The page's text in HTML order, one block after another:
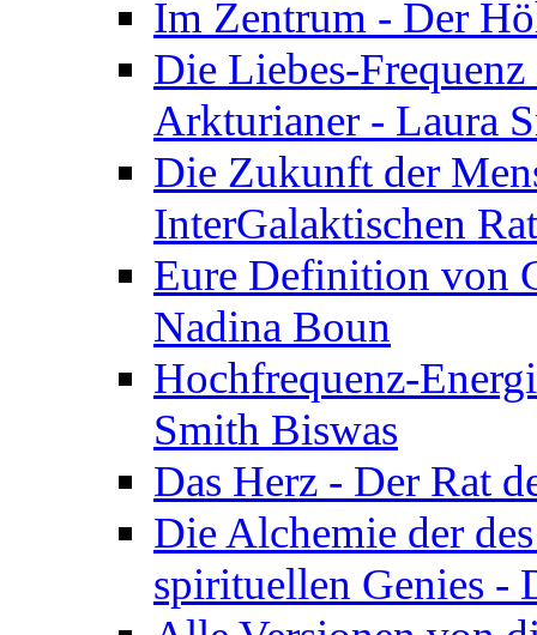
Im Zentrum - Der
Die Liebes-
Arkturianer - Laura
Die Zukunft der
InterGalaktischen
Eure Definition von
Nadina Boun
Hochfrequenz-
Smith Biswas
Das Herz - Der Rat
Die Alchemie der
spirituellen Genies -